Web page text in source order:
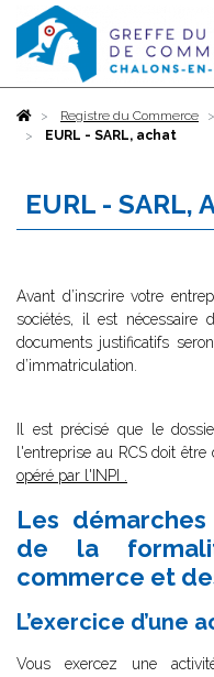
AccueilRegistre du Commerce
EURL - SARL, achat
EURL - SARL,
Avant d’inscrire votre
sociétés, il est nécessaire
documents justificatifs
d’immatriculation.
Il est précisé que le
l'entreprise au RCS doit être
opéré par l'INPI
Les
de la
commerce et
L’exercice d’une
Vous exercez une